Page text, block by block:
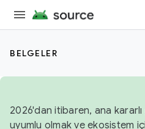
BELGELER
2026'dan itibaren, ana
uyumlu olmak ve ekosistem